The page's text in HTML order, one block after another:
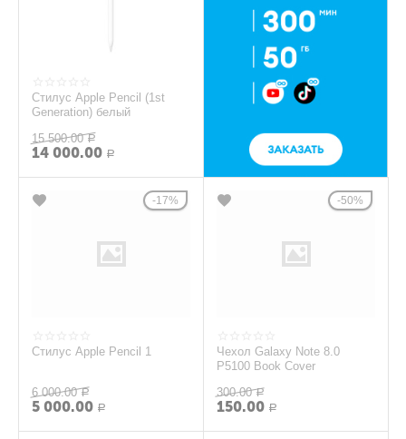
Стилус Apple Pencil (1st
Generation) белый
15 500.00 Р
14 000.00 Р
17%
Стилус Apple Pencil 1
6 000.00 Р
5 000.00 Р
50%
Чехол Galaxy Note 8.0
P5100 Book Cover
300.00 Р
150.00 Р